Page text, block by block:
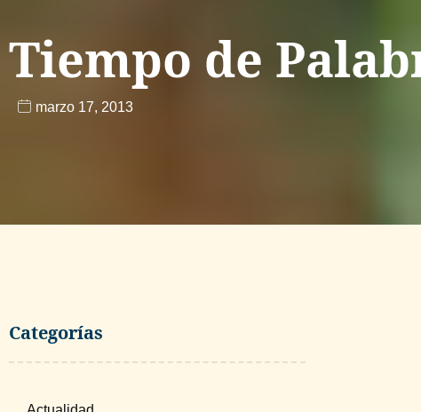
Tiempo de
marzo 17, 2013
Categorías